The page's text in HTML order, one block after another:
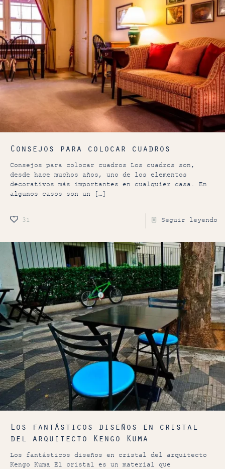
Consejos para colocar cuadros
Consejos para colocar cuadros Los cuadros son,
desde hace muchos años, uno de los elementos
decorativos más importantes en cualquier casa. En
algunos casos son un […]
31 Seguir leyendo
Los fantásticos diseños en cristal
del arquitecto Kengo Kuma
Los fantásticos diseños en cristal del arquitecto
Kengo Kuma El cristal es un material que